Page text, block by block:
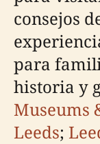
consejos
para
historia y
Museums
Leeds;